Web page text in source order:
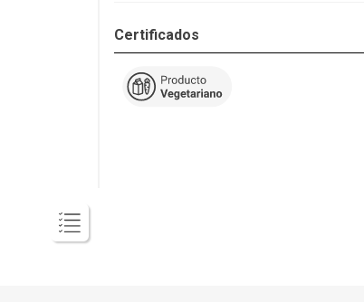
Certificados